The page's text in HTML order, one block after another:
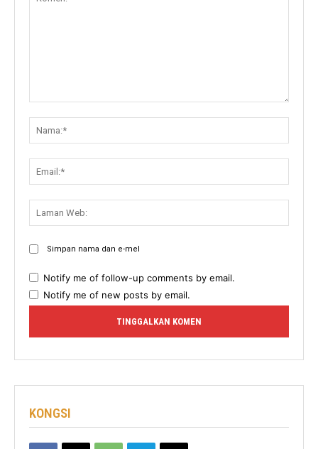
Simpan nama dan e-mel
Notify me of follow-up comments by email.
Notify me of new posts by email.
KONGSI